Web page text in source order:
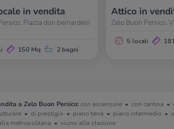
in vendita
Piazza don bernardelli
150 Mq 2 bagni
Attico in
Zelo Buon Persico,
5 locali
a Zelo Buon Persico: con ascensore con cantina
di prestigio piano terra piano intermedio
metropolitana
vicino alla stazione